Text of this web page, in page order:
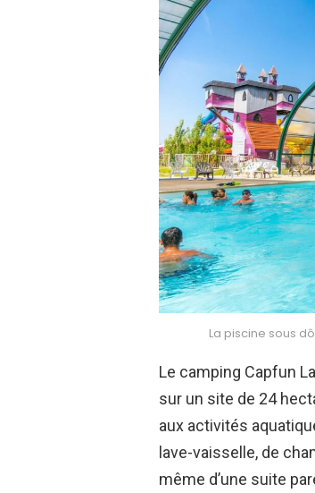
La piscine sous
Le camping Capfun
sur un site de 24
aux activités
lave-vaisselle, de
même d’une suite